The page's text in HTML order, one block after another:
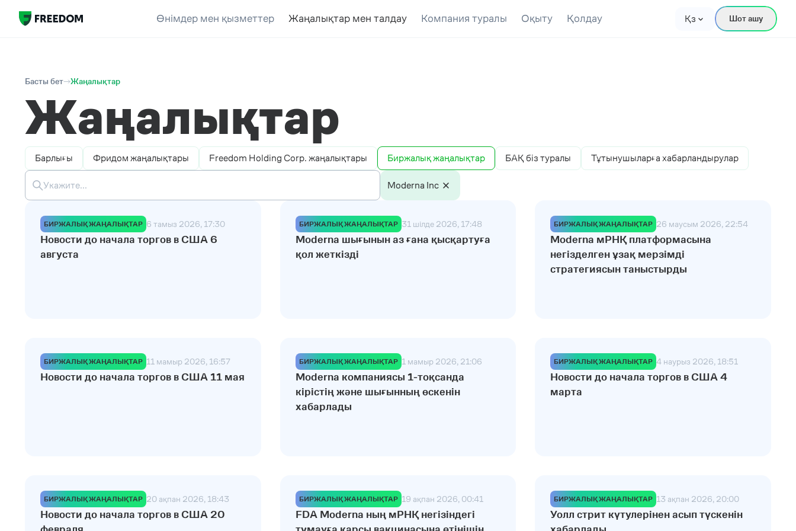
Өнімдер мен қызметтер Жаңалықтар мен талдау Компания туралы Оқыту Қолдау Қз Шот ашу
Басты бет Жаңалықтар
Жаңалықтар
Барлығы Фридом жаңалықтары Freedom Holding Corp. жаңалықтары Биржалық жаңалықтар БАҚ біз туралы Тұтынушыларға хабарландырулар
Moderna Inc
БИРЖАЛЫҚ ЖАҢАЛЫҚТАР 6 тамыз 2026, 17:30
Новости до начала торгов в США 6
августа
БИРЖАЛЫҚ ЖАҢАЛЫҚТАР 31 шілде 2026, 17:48
Moderna шығынын аз ғана қысқартуға
қол жеткізді
БИРЖАЛЫҚ ЖАҢАЛЫҚТАР 26 маусым 2026, 22:54
Moderna мРНҚ платформасына
негізделген ұзақ мерзімді
стратегиясын таныстырды
БИРЖАЛЫҚ ЖАҢАЛЫҚТАР 11 мамыр 2026, 16:57
Новости до начала торгов в США 11 мая
БИРЖАЛЫҚ ЖАҢАЛЫҚТАР 1 мамыр 2026, 21:06
Moderna компаниясы 1-тоқсанда
кірістің және шығынның өскенін
хабарлады
БИРЖАЛЫҚ ЖАҢАЛЫҚТАР 4 наурыз 2026, 18:51
Новости до начала торгов в США 4
марта
БИРЖАЛЫҚ ЖАҢАЛЫҚТАР 20 ақпан 2026, 18:43
Новости до начала торгов в США 20
БИРЖАЛЫҚ ЖАҢАЛЫҚТАР 19 ақпан 2026, 00:41
FDA Moderna ның мРНҚ негізіндегі
БИРЖАЛЫҚ ЖАҢАЛЫҚТАР 13 ақпан 2026, 20:00
Уолл стрит күтулерінен асып түскенін